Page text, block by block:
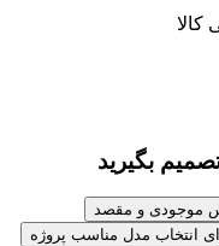
کالا
بگیرید
موجودی و مقصد
انتخاب مدل مناسب پروژه